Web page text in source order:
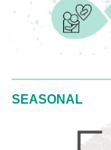
SEASONAL